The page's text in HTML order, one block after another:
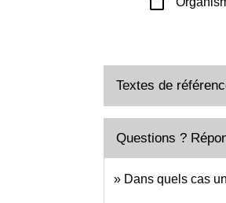
Textes de
Questions ?
Dans quels cas